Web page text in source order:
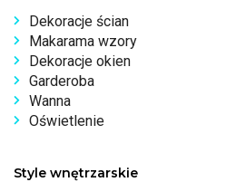
Dekoracje ścian
Makarama wzory
Dekoracje okien
Garderoba
Wanna
Oświetlenie
Style wnętrzarskie